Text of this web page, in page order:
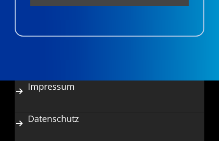
Impressum
Datenschutz